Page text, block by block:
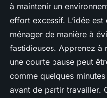
à maintenir un
effort excessif. L’idée est
ménager de manière à
fastidieuses. Apprenez à
une courte pause peut
comme quelques
avant de partir travailler.